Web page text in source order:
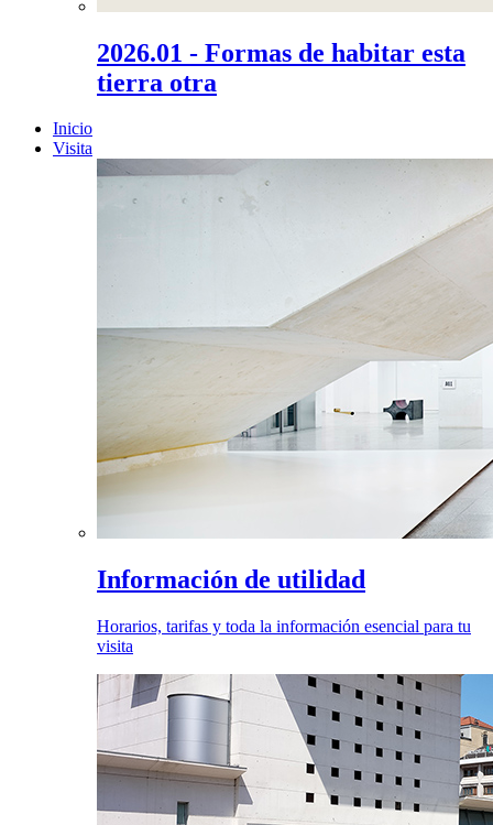
2026.01 - Formas de habitar esta
tierra otra
Inicio
Visita
Información de utilidad
Horarios, tarifas y toda la información esencial para tu
visita